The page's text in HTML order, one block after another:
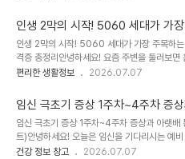
에 무려 시청률 21.6%를 돌파하며 대한민국을
렸는데요. OTT의 홍수 속에서 이토록 공중파
는 비결은 무엇일까요? 원작 웹툰의 기본 탄탄
폭발적인 흥행 이유까지 생생하게 짚어보겠습
툰 원작 과 작가진 소개드라마의 묵직한 힘은 전
툰의 절대 강자인 의 스핀..
인생 2막의 시작! 5060 세대가 가
업종과 필수 자격증 총정리
인생 2막의 시작! 5060 세대가 가장 주목하
격증 총정리안녕하세요! 요즘 주변을 둘러보면
시기’가 아니라, 새로운 도전과 성장의 기회로
를 이어가는 이른바 ‘액티브 시니어(Active
새로운 중심 축으로 떠오르고 있죠."이제 와서
려니 막막하네...", "어떤 분야가 앞으로 오래
고 계신 분들을 위해, 최근 50대와 60대분들
고 실제로 취업 및 창업률이 높은 업종과 자격증
편리한 생활정보 2026.07.07
임신 극초기 증상 1주차~4주차 증
총정리 (체크리스트)
임신 극초기 증상 1주차~4주차 증상과 아랫배
트)안녕하세요! 오늘은 임신을 기다리시는 예
하고, 또 매일 몸의 변화에 귀를 기울이게 되는 '
건강 정보 창고 2026.07.07